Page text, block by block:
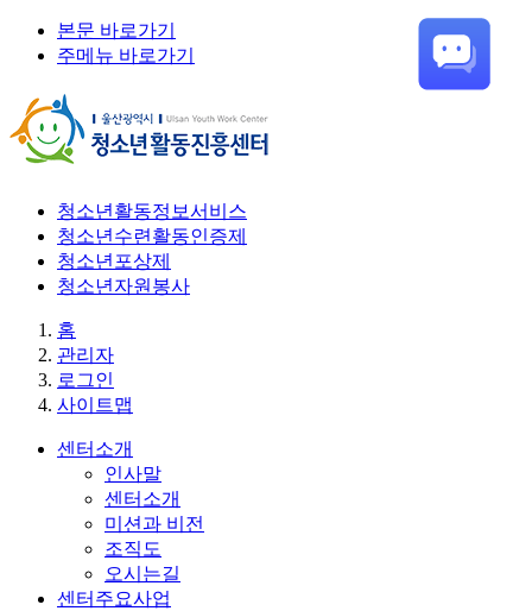
본문 바로가기
주메뉴 바로가기
청소년활동정보서비스
청소년수련활동인증제
청소년포상제
청소년자원봉사
홈
관리자
로그인
사이트맵
센터소개
인사말
센터소개
미션과 비전
조직도
오시는길
센터주요사업